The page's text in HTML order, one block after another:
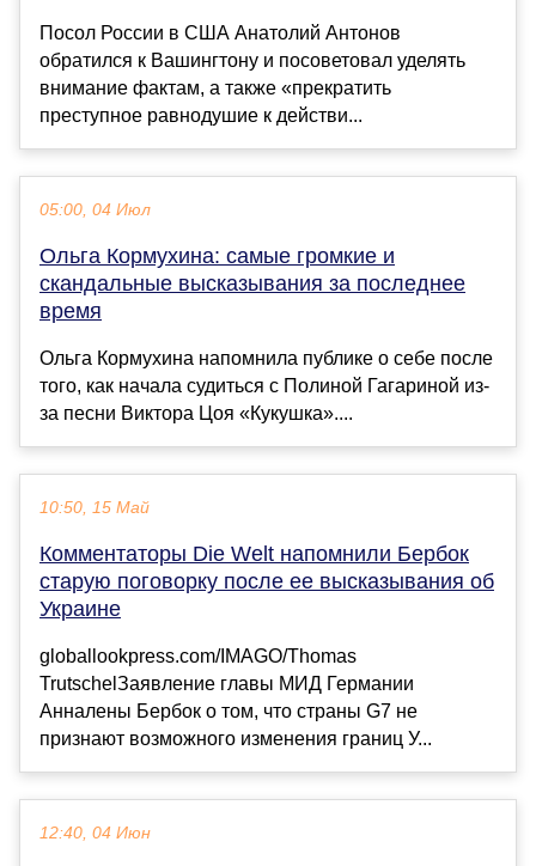
Посол России в США Анатолий Антонов
обратился к Вашингтону и посоветовал уделять
внимание фактам, а также «прекратить
преступное равнодушие к действи...
05:00, 04 Июл
Ольга Кормухина: самые громкие и
скандальные высказывания за последнее
время
Ольга Кормухина напомнила публике о себе после
того, как начала судиться с Полиной Гагариной из-
за песни Виктора Цоя «Кукушка»....
10:50, 15 Май
Комментаторы Die Welt напомнили Бербок
старую поговорку после ее высказывания об
Украине
globallookpress.com/IMAGO/Thomas
TrutschelЗаявление главы МИД Германии
Анналены Бербок о том, что страны G7 не
признают возможного изменения границ У...
12:40, 04 Июн